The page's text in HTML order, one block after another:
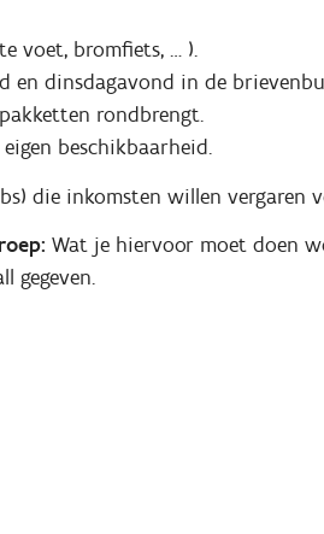
voet, bromfiets, … ).
dinsdagavond in de
rondbrengt.
beschikbaarheid.
die inkomsten willen vergaren
Wat je hiervoor moet doen
gegeven.